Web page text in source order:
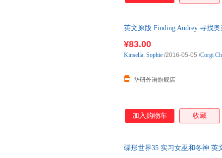
英文原版 Finding Audrey 寻找
¥83.00
华研外语旗舰店
Kinsella, Sophie /2016-05-05 /Corgi
加入购物车 收藏
碟形世界35 实习女巫和冬神 英